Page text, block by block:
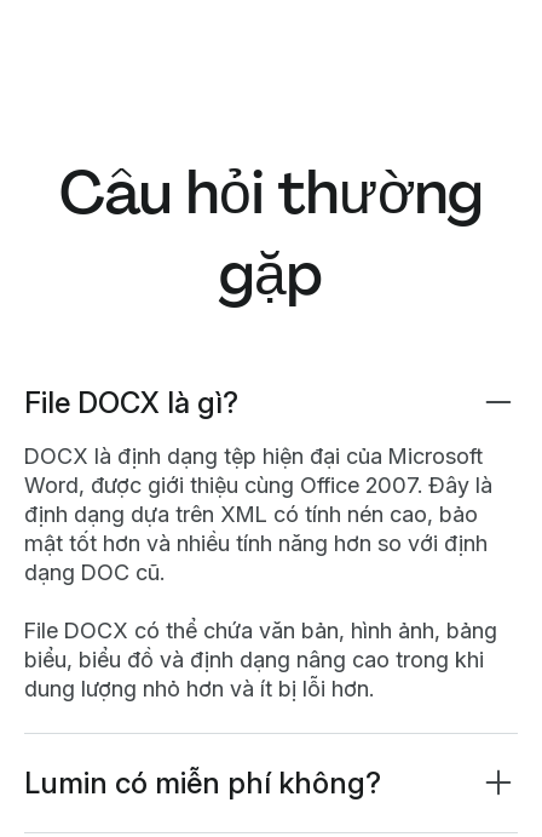
Câu hỏi thường
gặp
File DOCX là gì?
DOCX là định dạng tệp hiện đại của Microsoft
Word, được giới thiệu cùng Office 2007. Đây là
định dạng dựa trên XML có tính nén cao, bảo
mật tốt hơn và nhiều tính năng hơn so với định
dạng DOC cũ.
File DOCX có thể chứa văn bản, hình ảnh, bảng
biểu, biểu đồ và định dạng nâng cao trong khi
dung lượng nhỏ hơn và ít bị lỗi hơn.
Lumin có miễn phí không?